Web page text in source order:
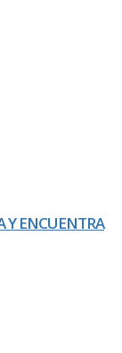
Y ENCUENTRA